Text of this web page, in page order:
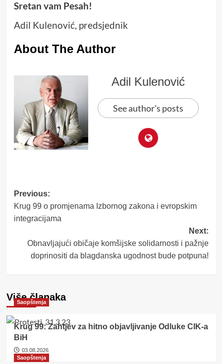
Sretan vam Pesah!
Adil Kulenović, predsjednik
About The Author
Adil Kulenović
See author's posts
Post
navigation
Previous:
Krug 99 o promjenama Izbornog zakona i evropskim
integracijama
Next:
Obnavljajući običaje komšijske solidarnosti i pažnje
doprinositi da blagdanska ugodnost bude potpuna!
Više članaka
Saopštenja
Krug 99: Zahtjev za hitno objavljivanje Odluke CIK-a
BiH
03.08.2026
Saopštenja